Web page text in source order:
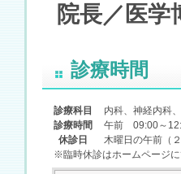
院長／医
診療時間
診療科目
内科、神経内科
診療時間
午前 09:00～
休診日
木曜日の午前（
※臨時休診はホームページに